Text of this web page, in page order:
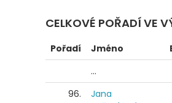
CELKOVÉ POŘADÍ VE
Pořadí Jméno
...
96.
Jana